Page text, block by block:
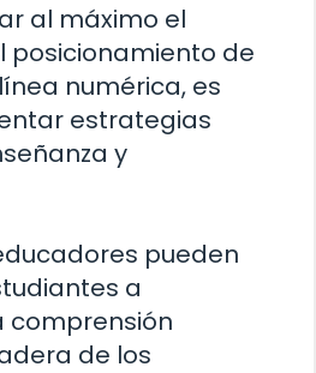
al máximo el
posicionamiento de
numérica, es
estrategias
y
pueden
a
comprensión
de los